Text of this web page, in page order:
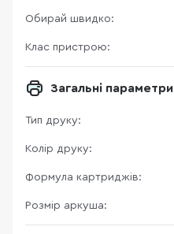
Обирай швидко:
Клас пристрою:
Загальні параметри
Тип друку:
Колір друку:
Формула картриджів:
Розмір аркуша: